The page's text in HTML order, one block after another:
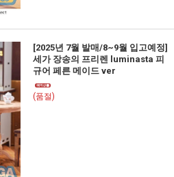
[2025년 7월 발매/8~9월 입고예정]
세가 장송의 프리렌 luminasta 피
규어 페른 메이드 ver
(품절)